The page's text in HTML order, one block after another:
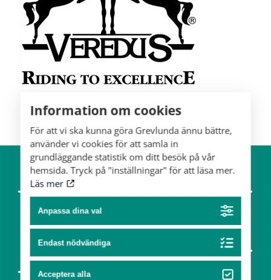
Om gården
Team
Partners
Konst & design
Information om cookies
För att vi ska kunna göra Grevlunda ännu bättre,
använder vi cookies för att samla in
grundläggande statistik om ditt besök på vår
hemsida. Tryck på "inställningar" för att läsa mer.
Läs mer
Anpassa dina val
Endast nödvändiga
Acceptera alla